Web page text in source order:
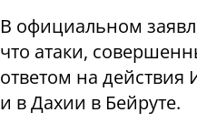
В официальном
что атаки,
ответом на
и в Дахии в Бейруте.